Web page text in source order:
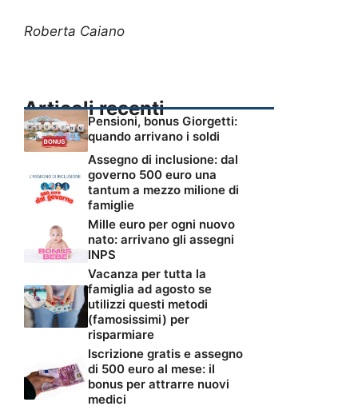
Roberta Caiano
Articoli recenti
Pensioni, bonus Giorgetti:
quando arrivano i soldi
Assegno di inclusione: dal
governo 500 euro una
tantum a mezzo milione di
famiglie
Mille euro per ogni nuovo
nato: arrivano gli assegni
INPS
Vacanza per tutta la
famiglia ad agosto se
utilizzi questi metodi
(famosissimi) per
risparmiare
Iscrizione gratis e assegno
di 500 euro al mese: il
bonus per attrarre nuovi
medici